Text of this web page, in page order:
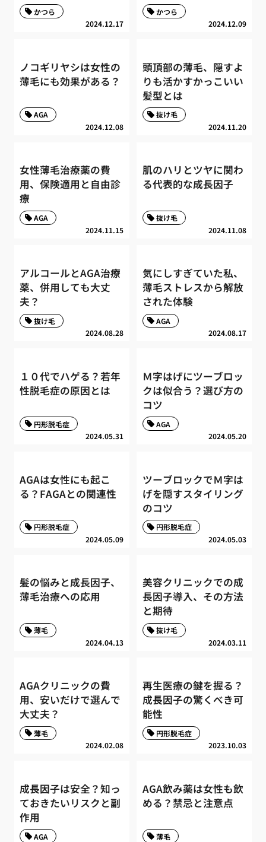
2024.12.17
かつら
2024.12.09
かつら
ノコギリヤシは女性の
薄毛にも効果がある？
2024.12.08
AGA
頭頂部の薄毛、隠すよ
りも活かすかっこいい
髪型とは
2024.11.20
抜け毛
女性薄毛治療薬の費
用、保険適用と自由診
療
2024.11.15
AGA
肌のハリとツヤに関わ
る代表的な成長因子
2024.11.08
抜け毛
アルコールとAGA治療
薬、併用しても大丈
夫？
2024.08.28
抜け毛
気にしすぎていた私、
薄毛ストレスから解放
された体験
2024.08.17
AGA
１０代でハゲる？若年
性脱毛症の原因とは
2024.05.31
円形脱毛症
Ｍ字はげにツーブロッ
クは似合う？選び方の
コツ
2024.05.20
AGA
AGAは女性にも起こ
る？FAGAとの関連性
2024.05.09
円形脱毛症
ツーブロックでＭ字は
げを隠すスタイリング
のコツ
2024.05.03
円形脱毛症
髪の悩みと成長因子、
薄毛治療への応用
2024.04.13
薄毛
美容クリニックでの成
長因子導入、その方法
と期待
2024.03.11
抜け毛
AGAクリニックの費
用、安いだけで選んで
大丈夫？
2024.02.08
薄毛
再生医療の鍵を握る？
成長因子の驚くべき可
能性
2023.10.03
円形脱毛症
成長因子は安全？知っ
ておきたいリスクと副
作用
AGA
AGA飲み薬は女性も飲
める？禁忌と注意点
薄毛